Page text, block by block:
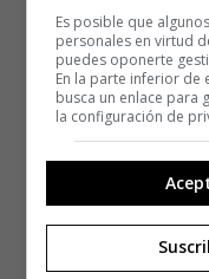
Es posible que
personales en virtud
puedes oponerte
En la parte inferior de
busca un enlace para
la configuración de